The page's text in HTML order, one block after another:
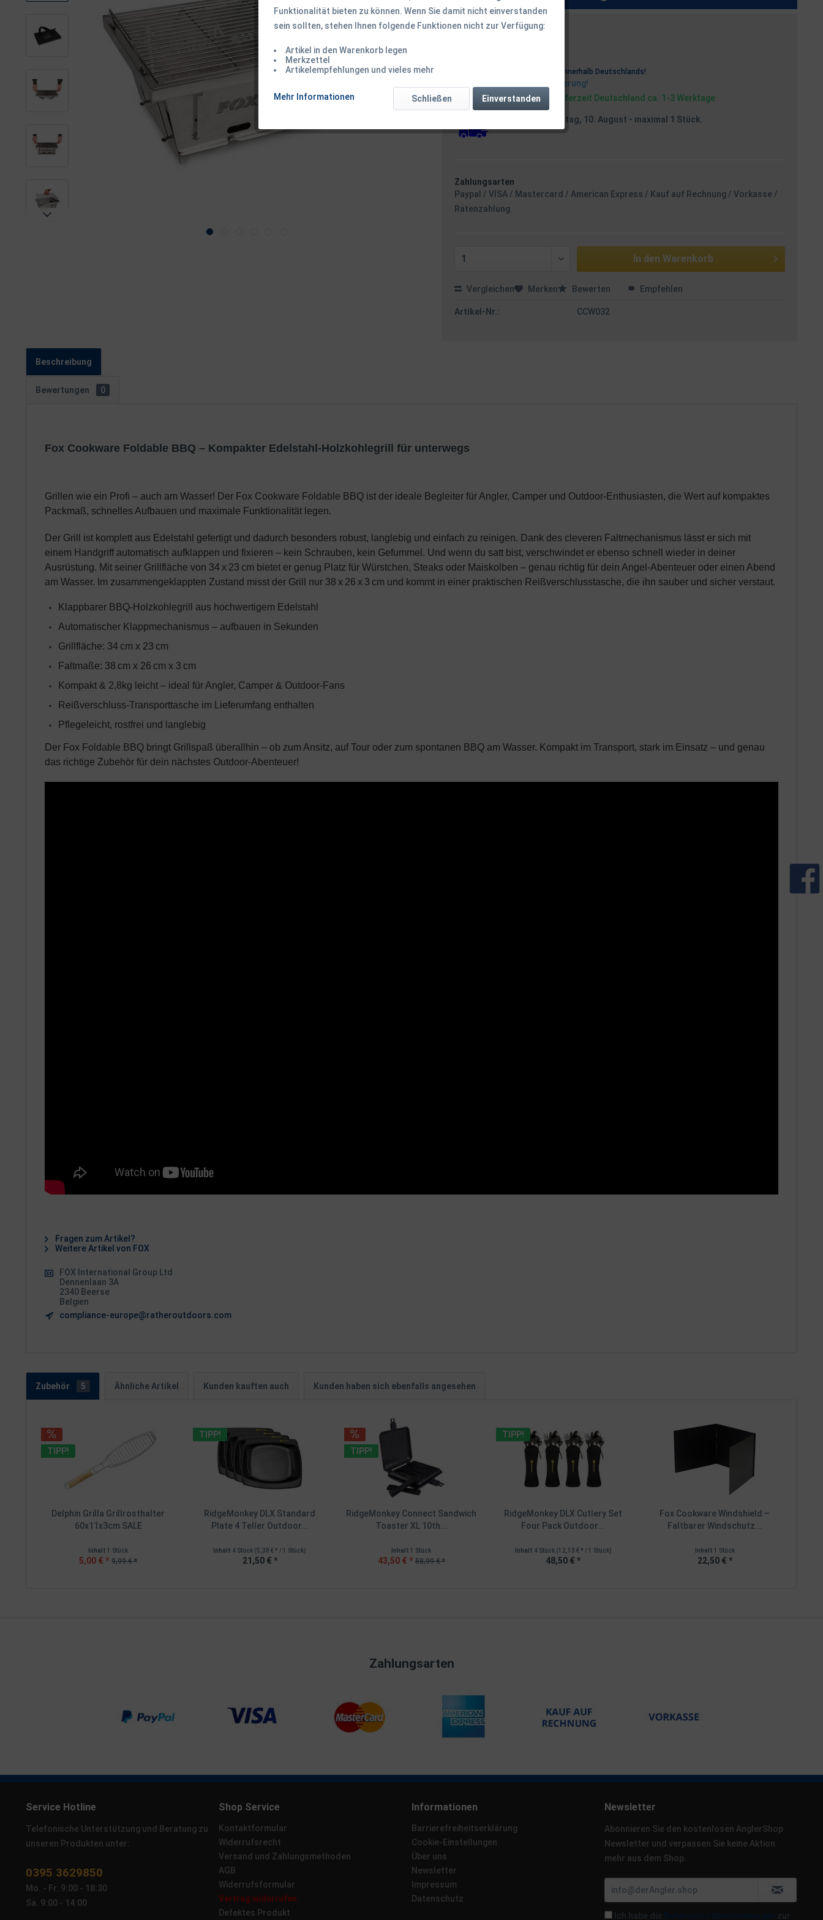
68,50 € *
innerhalb Deutschlands!
Versandkostenfreie Lieferung!
Sofort versandfertig, Lieferzeit Deutschland ca. 1-3 Werktage
Versand am Montag, 10. August - maximal 1 Stück.
Zahlungsarten
Paypal / VISA / Mastercard / American Express / Kauf auf Rechnung / Vorkasse /
Ratenzahlung
In den Warenkorb
Vergleichen Merken Bewerten Empfehlen
Artikel-Nr.: CCW032
Beschreibung
Bewertungen 0
Fox Cookware Foldable BBQ – Kompakter Edelstahl-Holzkohlegrill für unterwegs
Grillen wie ein Profi – auch am Wasser! Der Fox Cookware Foldable BBQ ist der ideale Begleiter für Angler, Camper und Outdoor-Enthusiasten, die Wert auf kompaktes
Packmaß, schnelles Aufbauen und maximale Funktionalität legen.
Der Grill ist komplett aus Edelstahl gefertigt und dadurch besonders robust, langlebig und einfach zu reinigen. Dank des cleveren Faltmechanismus lässt er sich mit
einem Handgriff automatisch aufklappen und fixieren – kein Schrauben, kein Gefummel. Und wenn du satt bist, verschwindet er ebenso schnell wieder in deiner
Ausrüstung. Mit seiner Grillfläche von 34 x 23 cm bietet er genug Platz für Würstchen, Steaks oder Maiskolben – genau richtig für dein Angel-Abenteuer oder einen Abend
am Wasser. Im zusammengeklappten Zustand misst der Grill nur 38 x 26 x 3 cm und kommt in einer praktischen Reißverschlusstasche, die ihn sauber und sicher verstaut.
Klappbarer BBQ-Holzkohlegrill aus hochwertigem Edelstahl
Automatischer Klappmechanismus – aufbauen in Sekunden
Grillfläche: 34 cm x 23 cm
Faltmaße: 38 cm x 26 cm x 3 cm
Kompakt & 2,8kg leicht – ideal für Angler, Camper & Outdoor-Fans
Reißverschluss-Transporttasche im Lieferumfang enthalten
Pflegeleicht, rostfrei und langlebig
Der Fox Foldable BBQ bringt Grillspaß überallhin – ob zum Ansitz, auf Tour oder zum spontanen BBQ am Wasser. Kompakt im Transport, stark im Einsatz – und genau
das richtige Zubehör für dein nächstes Outdoor-Abenteuer!
Fragen zum Artikel?
Weitere Artikel von FOX
FOX International Group Ltd
Dennenlaan 3A
2340 Beerse
Belgien
compliance-europe@ratheroutdoors.com
Zubehör 5 Ähnliche Artikel Kunden kauften auch Kunden haben sich ebenfalls angesehen
TIPP!
Delphin Grilla Grillrosthalter
60x11x3cm SALE
Inhalt1 Stück
5,00 € * 9,99 € *
TIPP!
RidgeMonkey DLX Standard
Plate 4 Teller Outdoor...
Inhalt 4 Stück (5,38 € * / 1 Stück)
21,50 € *
TIPP!
RidgeMonkey Connect Sandwich
Toaster XL 10th...
Inhalt1 Stück
43,50 € * 58,99 € *
TIPP!
RidgeMonkey DLX Cutlery Set
Four Pack Outdoor...
Inhalt 4 Stück (12,13 € * / 1 Stück)
48,50 € *
Fox Cookware Windshield –
Faltbarer Windschutz...
Inhalt 1 Stück
22,50 € *
Zahlungsarten
Service Hotline
Telefonische Unterstützung und Beratung zu
unseren Produkten unter:
0395 3629850
Mo. - Fr. 9:00 - 18:30
Sa. 9:00 - 14:00
Shop Service
Kontaktformular
Widerrufsrecht
Versand und Zahlungsmethoden
AGB
Widerrufsformular
Vertrag widerrufen
Defektes Produkt
Informationen
Barrierefreiheitserklärung
Cookie-Einstellungen
Über uns
Newsletter
Impressum
Datenschutz
Newsletter
Abonnieren Sie den kostenlosen AnglerShop
Newsletter und verpassen Sie keine Aktion
mehr aus dem Shop.
Ich habe die Datenschutzbestimmungen zur
Funktionalität bieten zu können. Wenn Sie damit nicht einverstanden
sein sollten, stehen Ihnen folgende Funktionen nicht zur Verfügung:
Artikel in den Warenkorb legen
Merkzettel
Artikelempfehlungen und vieles mehr
Mehr Informationen Einverstanden
Schließen